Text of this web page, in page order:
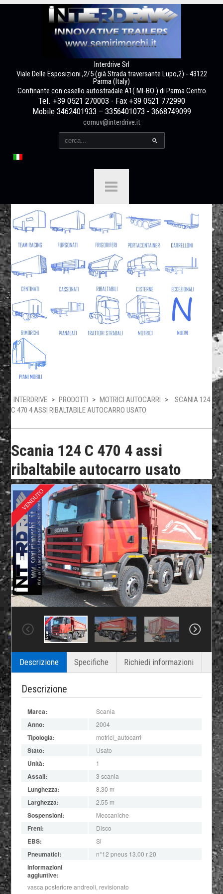
Interdrive Srl
Viale Delle Esposizioni ,2/5 (già Strada traversante Lupo,2) - 43122
Parma (Italy)
Confinante con casello autostradale A1( MI-BO ) di Parma Centro
Tel. +39 0521 270003 - Fax +39 0521 772990
Mobile 3462401933 – 3356401073 - 3668749099
comuv@interdrive.it
INTERDRIVE > PRODOTTI > MOTRICI AUTOCARRI >
SCANIA 124
C 470 4 ASSI RIBALTABILE AUTOCARRO USATO
Scania 124 C 470 4 assi
ribaltabile autocarro usato
Descrizione Specifiche Richiedi informazioni
Descrizione
Marca: Scania
Anno: 2004
Tipologia: motrici_autocarri
Stato: Usato
Unità: 1
Assali: 3 scania
Lunghezza: 8.30 m
Larghezza: 2.55 m
Sospensioni: Meccaniche
Freni: Disco
EBS: Si
Pneumatici: n°12 pneus 13.00 r 20
Informazioni
aggiuntive:
vasca posteriore andreoli, revisionato